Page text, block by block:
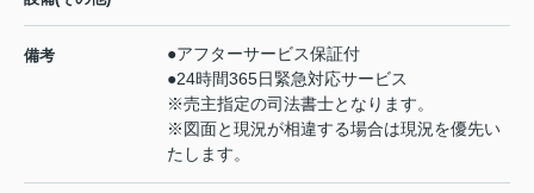
備考
●アフターサービス保証付
●24時間365日緊急対応サービス
※売主指定の司法書士となります。
※図面と現況が相違する場合は現況を優先い
たします。